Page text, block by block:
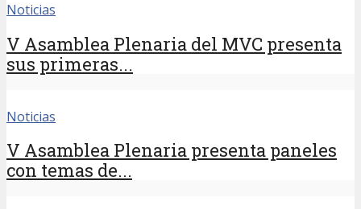
Noticias
V Asamblea Plenaria del MVC presenta
sus primeras...
Noticias
V Asamblea Plenaria presenta paneles
con temas de...